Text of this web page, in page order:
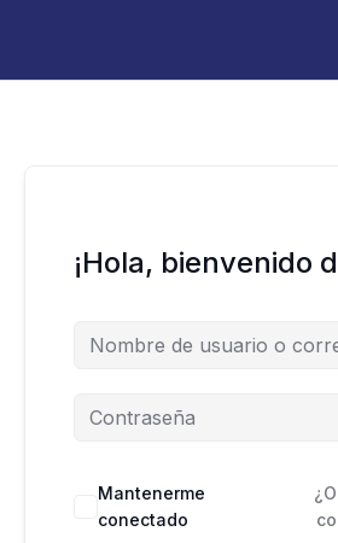
¡Hola, bienvenido
Mantenerme
conectado